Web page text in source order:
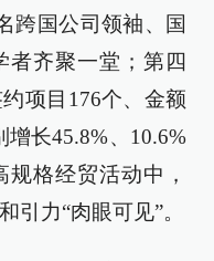
跨国公司领袖、国
者齐聚一堂；第四
项目176个、金额
长45.8%、10.6%
格经贸活动中，
引力“肉眼可见”。